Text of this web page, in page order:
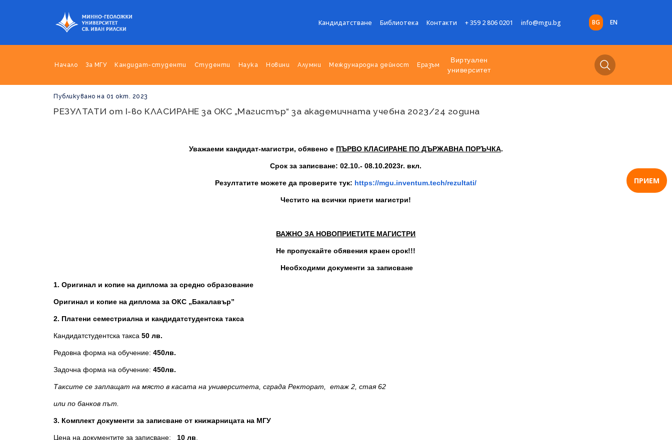
ПРИЕМ
Кандидатстване Библиотека Контакти + 359 2 806 0201 info@mgu.bg BG EN
Начало За МГУ Кандидат-студенти Студенти Наука Новини Алумни Международна дейност Еразъм
Виртуален
университет
Публикувано на 01 окт. 2023
РЕЗУЛТАТИ от І-во КЛАСИРАНЕ за ОКС „Магистър“ за академичната учебна 2023/24 година
Уважаеми кандидат-магистри, обявено е ПЪРВО КЛАСИРАНЕ ПО ДЪРЖАВНА ПОРЪЧКА.
Срок за записване: 02.10.- 08.10.2023г. вкл.
Резултатите можете да проверите тук: https://mgu.inventum.tech/rezultati/
Честито на всички приети магистри!
ВАЖНО ЗА НОВОПРИЕТИТЕ МАГИСТРИ
Не пропускайте обявения краен срок!!!
Необходими документи за записване
1. Оригинал и копие на диплома за средно образование
Оригинал и копие на диплома за ОКС „Бакалавър”
2. Платени семестриална и кандидатстудентска такса
Кандидатстудентска такса50 лв.
Редовна форма на обучение:450лв.
Задочна форма на обучение:450лв.
Таксите се заплащат на място в касата на университета, сграда Ректорат, етаж 2, стая 62
или по банков път.
3. Комплект документи за записване от книжарницата на МГУ
Цена на документите за записване: 10 лв